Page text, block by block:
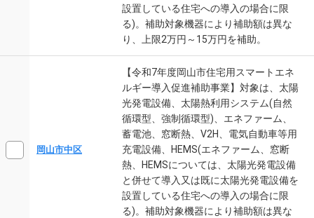
設置している住宅への導入の場合に限
る)。補助対象機器により補助額は異な
り、上限2万円～15万円を補助。
岡山市中区
【令和7年度岡山市住宅用スマートエネ
ルギー導入促進補助事業】対象は、太陽
光発電設備、太陽熱利用システム(自然
循環型、強制循環型)、エネファーム、
蓄電池、窓断熱、V2H、電気自動車等用
充電設備、HEMS(エネファーム、窓断
熱、HEMSについては、太陽光発電設備
と併せて導入又は既に太陽光発電設備を
設置している住宅への導入の場合に限
る)。補助対象機器により補助額は異な